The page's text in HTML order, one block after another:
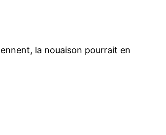
la nouaison pourrait en